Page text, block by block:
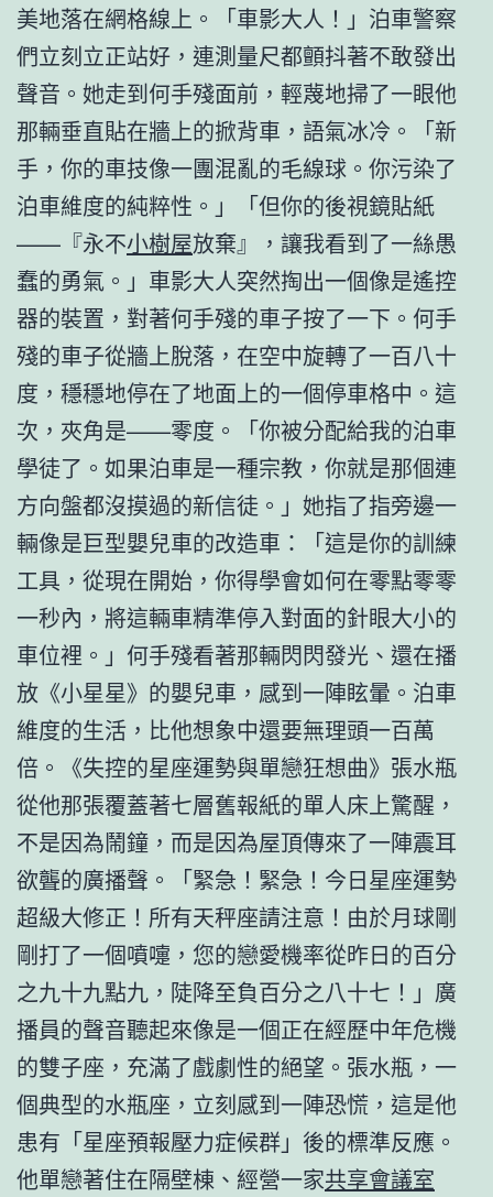
美地落在網格線上。「車影大人！」泊車警察
們立刻立正站好，連測量尺都顫抖著不敢發出
聲音。她走到何手殘面前，輕蔑地掃了一眼他
那輛垂直貼在牆上的掀背車，語氣冰冷。「新
手，你的車技像一團混亂的毛線球。你污染了
泊車維度的純粹性。」「但你的後視鏡貼紙
——『永不小樹屋放棄』，讓我看到了一絲愚
蠢的勇氣。」車影大人突然掏出一個像是遙控
器的裝置，對著何手殘的車子按了一下。何手
殘的車子從牆上脫落，在空中旋轉了一百八十
度，穩穩地停在了地面上的一個停車格中。這
次，夾角是——零度。「你被分配給我的泊車
學徒了。如果泊車是一種宗教，你就是那個連
方向盤都沒摸過的新信徒。」她指了指旁邊一
輛像是巨型嬰兒車的改造車：「這是你的訓練
工具，從現在開始，你得學會如何在零點零零
一秒內，將這輛車精準停入對面的針眼大小的
車位裡。」何手殘看著那輛閃閃發光、還在播
放《小星星》的嬰兒車，感到一陣眩暈。泊車
維度的生活，比他想象中還要無理頭一百萬
倍。《失控的星座運勢與單戀狂想曲》張水瓶
從他那張覆蓋著七層舊報紙的單人床上驚醒，
不是因為鬧鐘，而是因為屋頂傳來了一陣震耳
欲聾的廣播聲。「緊急！緊急！今日星座運勢
超級大修正！所有天秤座請注意！由於月球剛
剛打了一個噴嚏，您的戀愛機率從昨日的百分
之九十九點九，陡降至負百分之八十七！」廣
播員的聲音聽起來像是一個正在經歷中年危機
的雙子座，充滿了戲劇性的絕望。張水瓶，一
個典型的水瓶座，立刻感到一陣恐慌，這是他
患有「星座預報壓力症候群」後的標準反應。
他單戀著住在隔壁棟、經營一家共享會議室